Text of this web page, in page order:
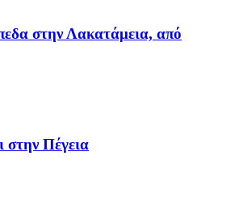
στην Λακατάμεια, από
στην Πέγεια